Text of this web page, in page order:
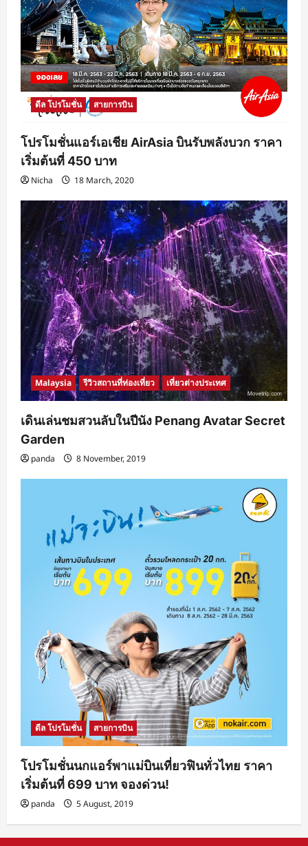
ดีล โปรโมชั่น สายการบิน
โปรโมชั่นแอร์เอเชีย AirAsia บินรับพลังบวก ราคา
เริ่มต้นที่ 450 บาท
Nicha 18 March, 2020
Malaysia รีวิวสถานที่ท่องเที่ยว เที่ยวต่างประเทศ
เดินเล่นชมสวนลับในปีนัง Penang Avatar Secret
Garden
panda 8 November, 2019
ดีล โปรโมชั่น สายการบิน
โปรโมชั่นนกแอร์พาแม่บินเที่ยวฟินทั่วไทย ราคา
เริ่มต้นที่ 699 บาท จองด่วน!
panda 5 August, 2019